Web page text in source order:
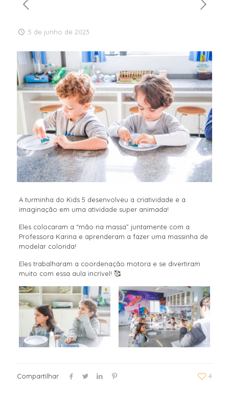
5 de junho de 2023
A turminha do Kids 5 desenvolveu a criatividade e a
imaginação em uma atividade super animada!
Eles colocaram a “mão na massa” juntamente com a
Professora Karina e aprenderam a fazer uma massinha de
modelar colorida!
Eles trabalharam a coordenação motora e se divertiram
muito com essa aula incrível! 🥰
Compartilhar 4